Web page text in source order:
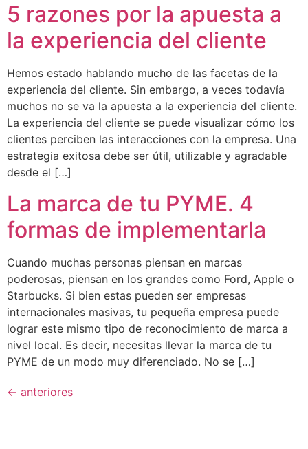
5 razones por la apuesta a
la experiencia del cliente
Hemos estado hablando mucho de las facetas de la
experiencia del cliente. Sin embargo, a veces todavía
muchos no se va la apuesta a la experiencia del cliente.
La experiencia del cliente se puede visualizar cómo los
clientes perciben las interacciones con la empresa. Una
estrategia exitosa debe ser útil, utilizable y agradable
desde el […]
La marca de tu PYME. 4
formas de implementarla
Cuando muchas personas piensan en marcas
poderosas, piensan en los grandes como Ford, Apple o
Starbucks. Si bien estas pueden ser empresas
internacionales masivas, tu pequeña empresa puede
lograr este mismo tipo de reconocimiento de marca a
nivel local. Es decir, necesitas llevar la marca de tu
PYME de un modo muy diferenciado. No se […]
← anteriores